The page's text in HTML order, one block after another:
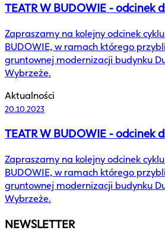
TEATR W BUDOWIE - odcinek
Zapraszamy na kolejny odcinek
BUDOWIE, w ramach którego
gruntownej modernizacji budynku
Wybrzeże.
Aktualności
20.10.2023
TEATR W BUDOWIE - odcinek
Zapraszamy na kolejny odcinek
BUDOWIE, w ramach którego
gruntownej modernizacji budynku
Wybrzeże.
NEWSLETTER